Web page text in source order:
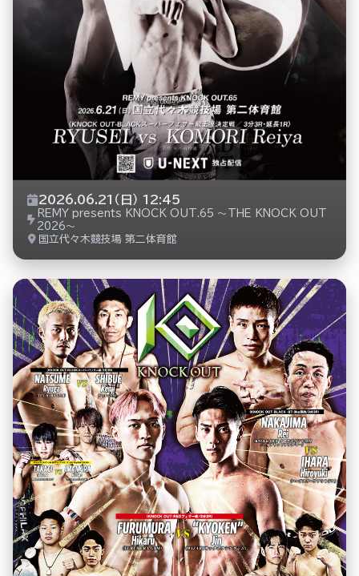
2026.06.21（日） 12:45
REMY presents KNOCK OUT.65 ～THE KNOCK OUT
2026～
国立代々木競技場 第二体育館